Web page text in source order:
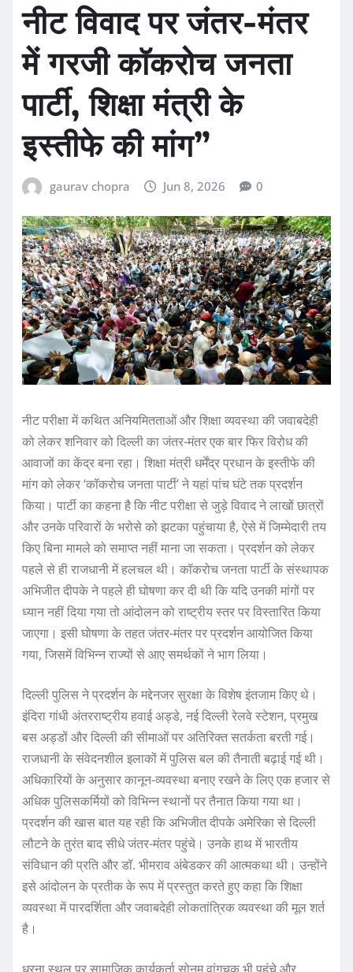
नीट विवाद पर जंतर-मंतर
में गरजी कॉकरोच जनता
पार्टी, शिक्षा मंत्री के
इस्तीफे की मांग”
gaurav chopra Jun 8, 2026 0
नीट परीक्षा में कथित अनियमितताओं और शिक्षा व्यवस्था की जवाबदेही
को लेकर शनिवार को दिल्ली का जंतर-मंतर एक बार फिर विरोध की
आवाजों का केंद्र बना रहा। शिक्षा मंत्री धर्मेंद्र प्रधान के इस्तीफे की
मांग को लेकर ‘कॉकरोच जनता पार्टी’ ने यहां पांच घंटे तक प्रदर्शन
किया। पार्टी का कहना है कि नीट परीक्षा से जुड़े विवाद ने लाखों छात्रों
और उनके परिवारों के भरोसे को झटका पहुंचाया है, ऐसे में जिम्मेदारी तय
किए बिना मामले को समाप्त नहीं माना जा सकता। प्रदर्शन को लेकर
पहले से ही राजधानी में हलचल थी। कॉकरोच जनता पार्टी के संस्थापक
अभिजीत दीपके ने पहले ही घोषणा कर दी थी कि यदि उनकी मांगों पर
ध्यान नहीं दिया गया तो आंदोलन को राष्ट्रीय स्तर पर विस्तारित किया
जाएगा। इसी घोषणा के तहत जंतर-मंतर पर प्रदर्शन आयोजित किया
गया, जिसमें विभिन्न राज्यों से आए समर्थकों ने भाग लिया।
दिल्ली पुलिस ने प्रदर्शन के मद्देनजर सुरक्षा के विशेष इंतजाम किए थे।
इंदिरा गांधी अंतरराष्ट्रीय हवाई अड्डे, नई दिल्ली रेलवे स्टेशन, प्रमुख
बस अड्डों और दिल्ली की सीमाओं पर अतिरिक्त सतर्कता बरती गई।
राजधानी के संवेदनशील इलाकों में पुलिस बल की तैनाती बढ़ाई गई थी।
अधिकारियों के अनुसार कानून-व्यवस्था बनाए रखने के लिए एक हजार से
अधिक पुलिसकर्मियों को विभिन्न स्थानों पर तैनात किया गया था।
प्रदर्शन की खास बात यह रही कि अभिजीत दीपके अमेरिका से दिल्ली
लौटने के तुरंत बाद सीधे जंतर-मंतर पहुंचे। उनके हाथ में भारतीय
संविधान की प्रति और डॉ. भीमराव अंबेडकर की आत्मकथा थी। उन्होंने
इसे आंदोलन के प्रतीक के रूप में प्रस्तुत करते हुए कहा कि शिक्षा
व्यवस्था में पारदर्शिता और जवाबदेही लोकतांत्रिक व्यवस्था की मूल शर्त
है।